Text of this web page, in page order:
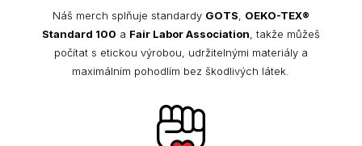
Náš merch splňuje standardy GOTS
OEKO-TEX®
Standard 100 a Fair Labor Association , takže můžeš
počítat s etickou výrobou, udržitelnými materiály a
maximálním pohodlím bez škodlivých látek.